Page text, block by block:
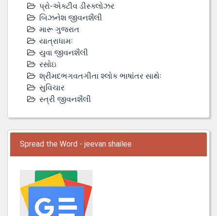
પ્રો-એક્ટીવ ડીસ્‍ક્લોઝર
બિઝનેશ જીવનશૈલી
મારૂ ગુજરાત
યાત્રાધામઃ
યુવા જીવનશૈલી
રસોઇ
શ્રીમદભગવતગીતા શ્લોક ભાષાંતર સાથેઃ
સુવિચાર
સ્ત્રી જીવનશૈલી
Spread the Word - jeevan shailee